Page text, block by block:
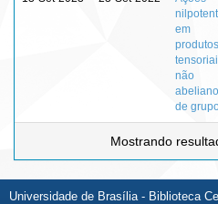
em
produtos
não
abeliano
de
Mostrando
Universidade de Brasília - Biblioteca